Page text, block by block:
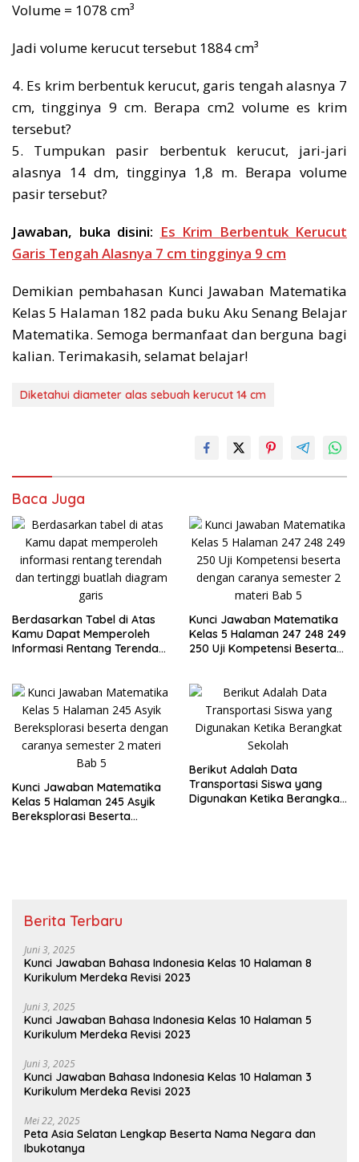
Volume = 1078 cm³
Jadi volume kerucut tersebut 1884 cm³
4. Es krim berbentuk kerucut, garis tengah alasnya 7
cm, tingginya 9 cm. Berapa cm2 volume es krim
tersebut?
5. Tumpukan pasir berbentuk kerucut, jari-jari
alasnya 14 dm, tingginya 1,8 m. Berapa volume
pasir tersebut?
Jawaban, buka disini: Es Krim Berbentuk Kerucut
Garis Tengah Alasnya 7 cm tingginya 9 cm
Demikian pembahasan Kunci Jawaban Matematika
Kelas 5 Halaman 182 pada buku Aku Senang Belajar
Matematika. Semoga bermanfaat dan berguna bagi
kalian. Terimakasih, selamat belajar!
Diketahui diameter alas sebuah kerucut 14 cm
Baca Juga
Berdasarkan Tabel di Atas
Kamu Dapat Memperoleh
Informasi Rentang Terendah
Kunci Jawaban Matematika
Kelas 5 Halaman 247 248 249
250 Uji Kompetensi Beserta
Kunci Jawaban Matematika
Kelas 5 Halaman 245 Asyik
Bereksplorasi Beserta
Berikut Adalah Data
Transportasi Siswa yang
Digunakan Ketika Berangkat
Berita Terbaru
Juni 3, 2025
Kunci Jawaban Bahasa Indonesia Kelas 10 Halaman 8
Kurikulum Merdeka Revisi 2023
Juni 3, 2025
Kunci Jawaban Bahasa Indonesia Kelas 10 Halaman 5
Kurikulum Merdeka Revisi 2023
Juni 3, 2025
Kunci Jawaban Bahasa Indonesia Kelas 10 Halaman 3
Kurikulum Merdeka Revisi 2023
Mei 22, 2025
Peta Asia Selatan Lengkap Beserta Nama Negara dan
Ibukotanya